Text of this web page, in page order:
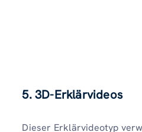
5. 3D-Erklärvideos
Dieser Erklärvideotyp